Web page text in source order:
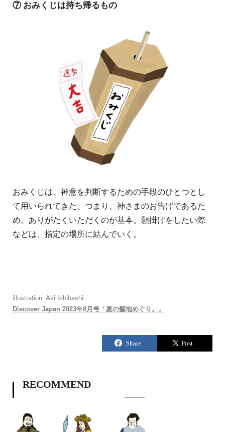
⑦ おみくじは持ち帰るもの
おみくじは、神意を判断するための手段のひとつとし
て用いられてきた。つまり、神さまのお告げであるた
め、ありがたくいただくのが基本。願掛けをしたい際
などは、指定の場所に結んでいく。
illustration: Aki Ishibashi
Discover Japan 2023年8月号「夏の聖地めぐり。」
RECOMMEND